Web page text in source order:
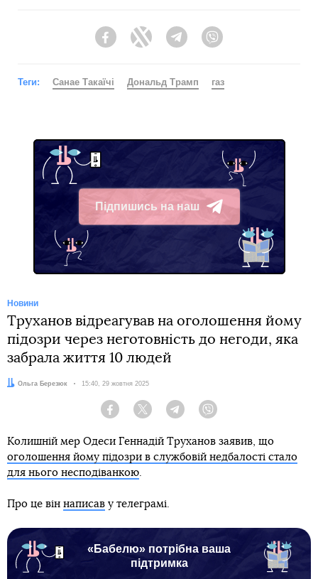
FacebookTwitter Telegram
Теги: Санае Такаїчі Дональд Трамп газ
Підпишись на наш
Telegram
Новини
Труханов відреагував на оголошення йому
підозри через неготовність до негоди, яка
забрала життя 10 людей
Автор:
Ольга Березюк Дата:
15:40, 29 жовтня 2025
Facebook Twitter Telegram
Колишній мер Одеси Геннадій Труханов заявив, що
оголошення йому підозри в службовій недбалості стало
для нього несподіванкою.
Про це він написав у телеграмі.
«Бабелю» потрібна ваша
підтримка